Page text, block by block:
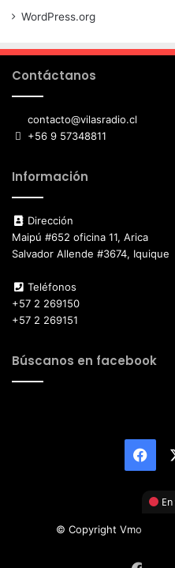
WordPress.org
Contáctanos
contacto@vilasradio.cl
+56 9 57348811
Información
Dirección
Maipú #652 oficina 11, Arica
Salvador Allende #3674, Iquique
Teléfonos
+57 2 269150
+57 2 269151
Búscanos en facebook
© Copyright Vmotor TI